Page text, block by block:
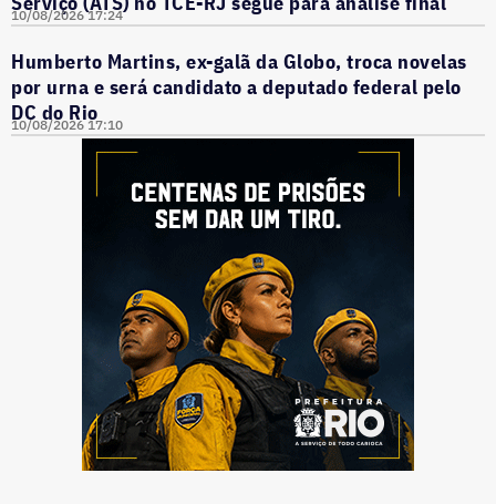
10/08/2026 17:24
Humberto Martins, ex-galã da Globo, troca novelas
por urna e será candidato a deputado federal pelo
DC do Rio
10/08/2026 17:10